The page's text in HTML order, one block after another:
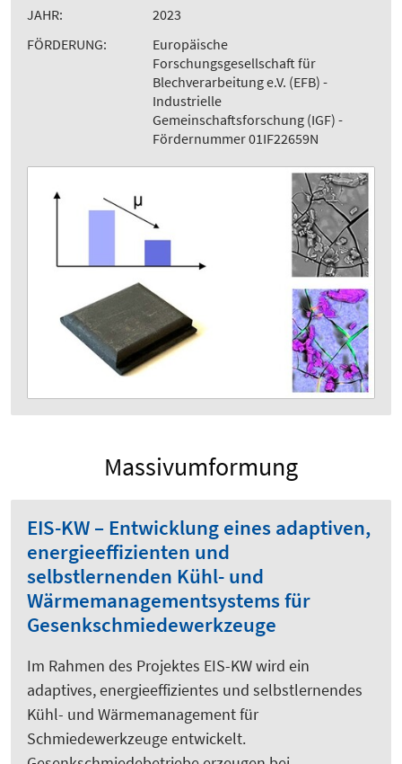
JAHR:
2023
FÖRDERUNG:
Europäische
Forschungsgesellschaft für
Blechverarbeitung e.V. (EFB) -
Industrielle
Gemeinschaftsforschung (IGF) -
Fördernummer 01IF22659N
Massivumformung
EIS-KW – Entwicklung eines adaptiven,
energieeffizienten und
selbstlernenden Kühl- und
Wärmemanagementsystems für
Gesenkschmiedewerkzeuge
Im Rahmen des Projektes EIS-KW wird ein
adaptives, energieeffizientes und selbstlernendes
Kühl- und Wärmemanagement für
Schmiedewerkzeuge entwickelt.